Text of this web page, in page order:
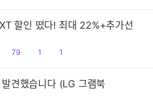
할인 떴다! 최대 22%+추가선
읽
79
공1
댓1
견했습니다 (LG 그램북